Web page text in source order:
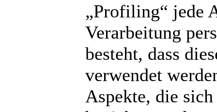
„Profiling“ jede
Verarbeitung
besteht, dass
verwendet
Aspekte, die